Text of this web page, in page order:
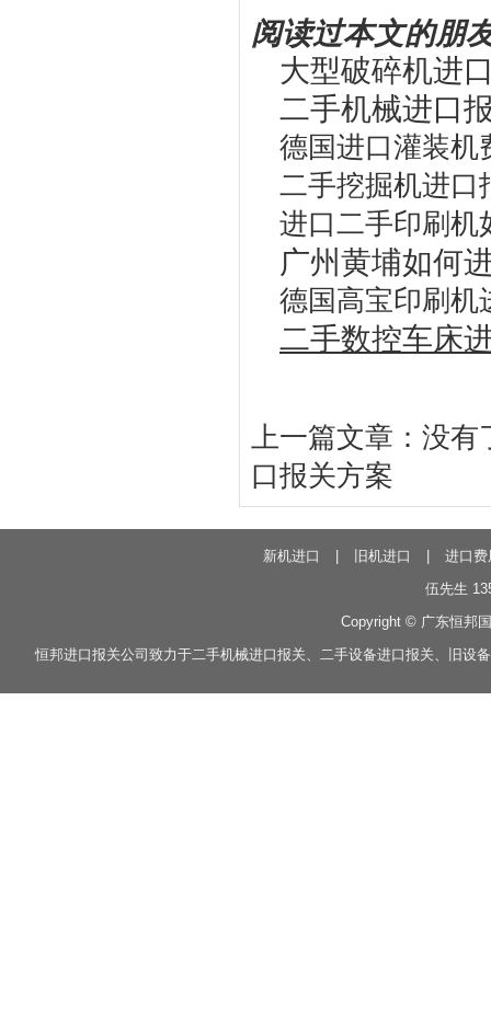
阅读过本文的朋
大型破碎机进
二手机械进口
德国进口灌装机
二手挖掘机进口
进口二手印刷机
广州黄埔如何
德国高宝印刷机
二手数控车床
上一篇文章：没
口报关方案
新机进口 旧机进口
进口费
伍先生
Copyright © 广东恒邦
恒邦进口报关公司致力于二手机械进口报关、 二手设备进口报关、 旧设